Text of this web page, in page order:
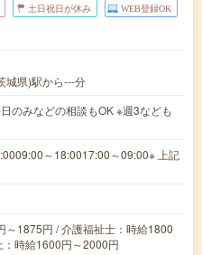
土日祝日が休み WEB登録OK
城県)駅から---分
のみなどの相談もOK ※週3なども
～18:0017:00～09:00※ 上記
～1875円 / 介護福祉士：時給1800
時給1600円～2000円